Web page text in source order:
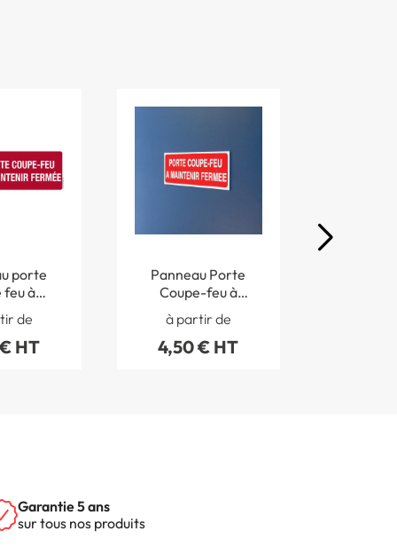
porte
feu à
fermée
-
de
HT
Panneau Porte
Coupe-feu à
maintenir fermée -
STF 1523S
à partir de
4,50 € HT
Garantie 5 ans
sur tous nos produits